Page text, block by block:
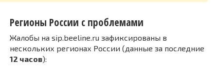
Регионы России с проблемами
Жалобы на sip.beeline.ru зафиксированы в
нескольких регионах России (данные за последние
12 часов):